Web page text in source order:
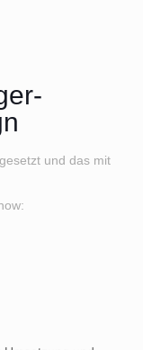
und das mit